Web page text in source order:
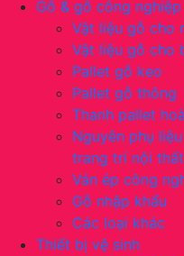
Gỗ & gỗ công nghiệp
Vật liệu gỗ cho
Vật liệu gỗ cho
Pallet gỗ keo
Pallet gỗ thông
Thanh pallet
Nguyên phụ
trang trí nội thất
Ván ép công
Gỗ nhập khẩu
Các loại khác
Thiết bị vệ sinh